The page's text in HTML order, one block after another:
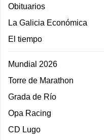
Obituarios
La Galicia Económica
El tiempo
Mundial 2026
Torre de Marathon
Grada de Río
Opa Racing
CD Lugo